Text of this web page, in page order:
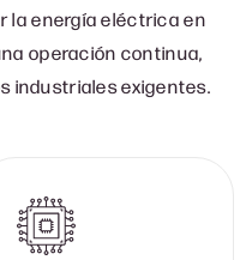
la energía eléctrica en
operación continua,
industriales exigentes.